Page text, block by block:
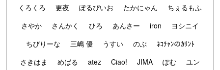
くろくろ
更夜 ぽるぴいお たかにゃん
ちぇるもふ
さやか
さんかく ひろ あんさー iron
ヨシニイ
ちびりーな
三嶋 優 うすい のぶ
ﾈｺﾁｬﾝのｶﾘﾝﾄ
さきはま
めばる atez Ciao! JIMA ぽむ
ユン